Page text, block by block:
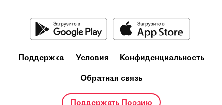
Поддержка Условия Конфиденциальность
Обратная связь
Поддержать Поэзию